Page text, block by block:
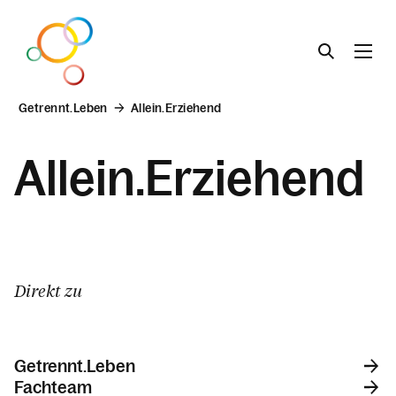
Familie.Leben
Getrennt.Leben Allein.Erziehend
Allein.Erziehend
Direkt zu
Getrennt.Leben
Fachteam